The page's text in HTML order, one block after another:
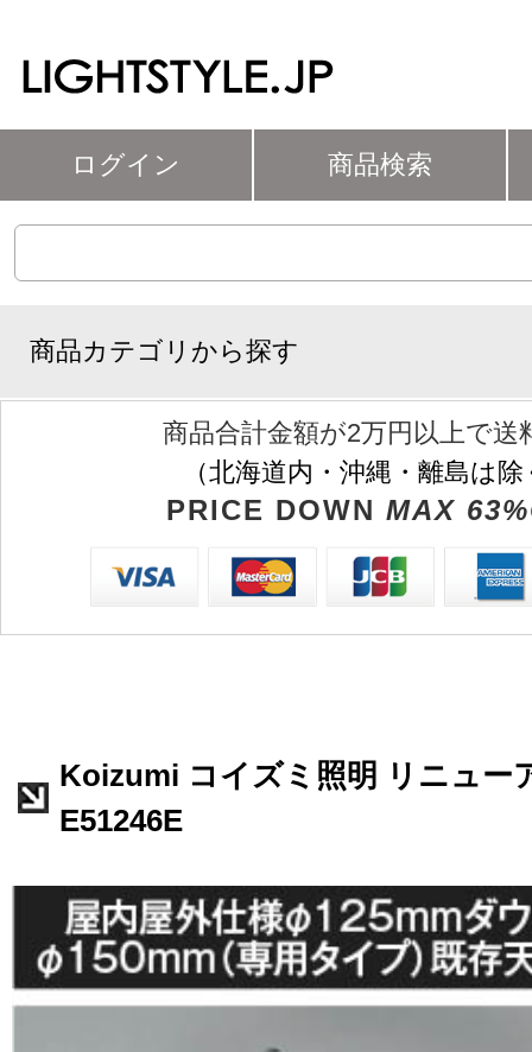
ログイン 商品検索
商品カテゴリから探す
商品合計金額が2万円以上で送
（北海道内・沖縄・離島は
PRICE DOWN MAX
Koizumi コイズミ照明 リニュー
E51246E